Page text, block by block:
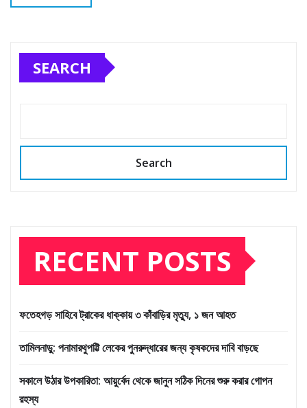
SEARCH
Search
RECENT POSTS
ফতেহগড় সাহিবে ট্রাকের ধাক্কায় ৩ কাঁবাড়ির মৃত্যু, ১ জন আহত
তামিলনাড়ু: পনামারথুপট্টি লেকের পুনরুদ্ধারের জন্য কৃষকদের দাবি বাড়ছে
সকালে উঠার উপকারিতা: আয়ুর্বেদ থেকে জানুন সঠিক দিনের শুরু করার গোপন
রহস্য